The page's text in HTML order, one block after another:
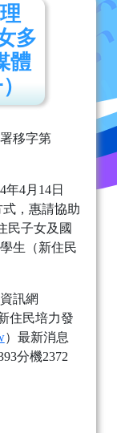
多
體
移字第
4月14日
，惠請協助
民子女及國
生（新住民
訊網
住民培力發
）最新消息
分機2372